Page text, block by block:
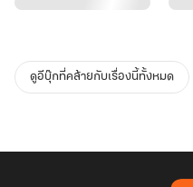
ดูอีบุ๊กที่คล้ายกับเรื่องนี้ทั้งหมด